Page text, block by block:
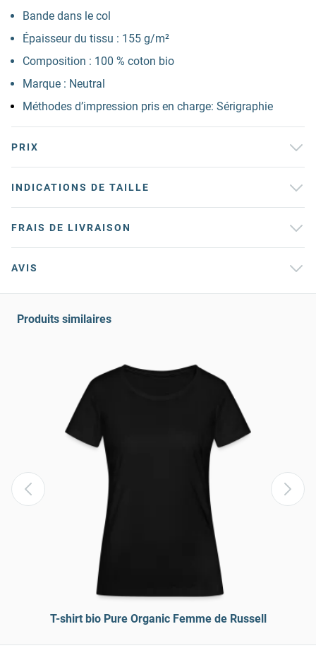
Bande dans le col
Épaisseur du tissu : 155 g/m²
Composition : 100 % coton bio
Marque : Neutral
Méthodes d’impression pris en charge: Sérigraphie
PRIX
INDICATIONS DE TAILLE
FRAIS DE LIVRAISON
AVIS
Produits similaires
T-shirt bio Pure Organic Femme de Russell